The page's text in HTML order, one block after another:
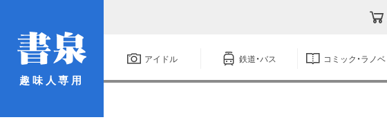
趣味人専用
アイドル 鉄道・バス コミック・ラノベ